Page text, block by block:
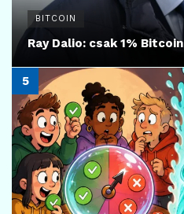
BITCOIN
Ray Dalio: csak 1% Bitcoin